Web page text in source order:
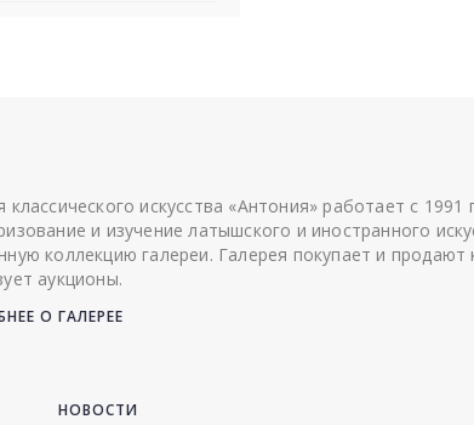
классического искусства «Антония» работает с
и изучение латышского и иностранного
коллекцию галереи. Галерея покупает и
аукционы.
О ГАЛЕРЕЕ
НОВОСТИ